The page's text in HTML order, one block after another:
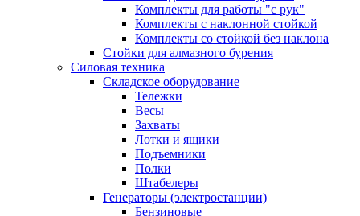
Комплекты для работы "с рук"
Комплекты с наклонной стойкой
Комплекты со стойкой без наклона
Стойки для алмазного бурения
Силовая техника
Складское оборудование
Тележки
Весы
Захваты
Лотки и ящики
Подъемники
Полки
Штабелеры
Генераторы (электростанции)
Бензиновые